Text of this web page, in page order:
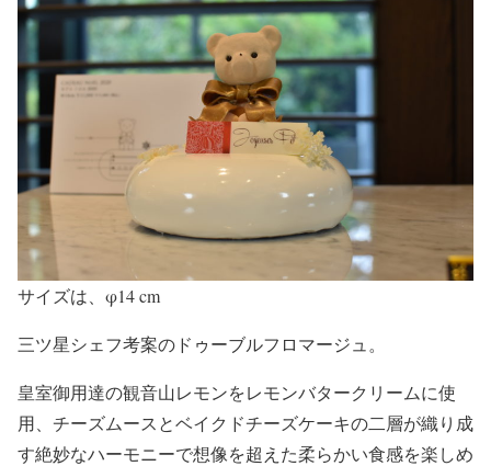
サイズは、φ14 cm
三ツ星シェフ考案のドゥーブルフロマージュ。
皇室御用達の観音山レモンをレモンバタークリームに使
用、チーズムースとベイクドチーズケーキの二層が織り成
す絶妙なハーモニーで想像を超えた柔らかい食感を楽しめ